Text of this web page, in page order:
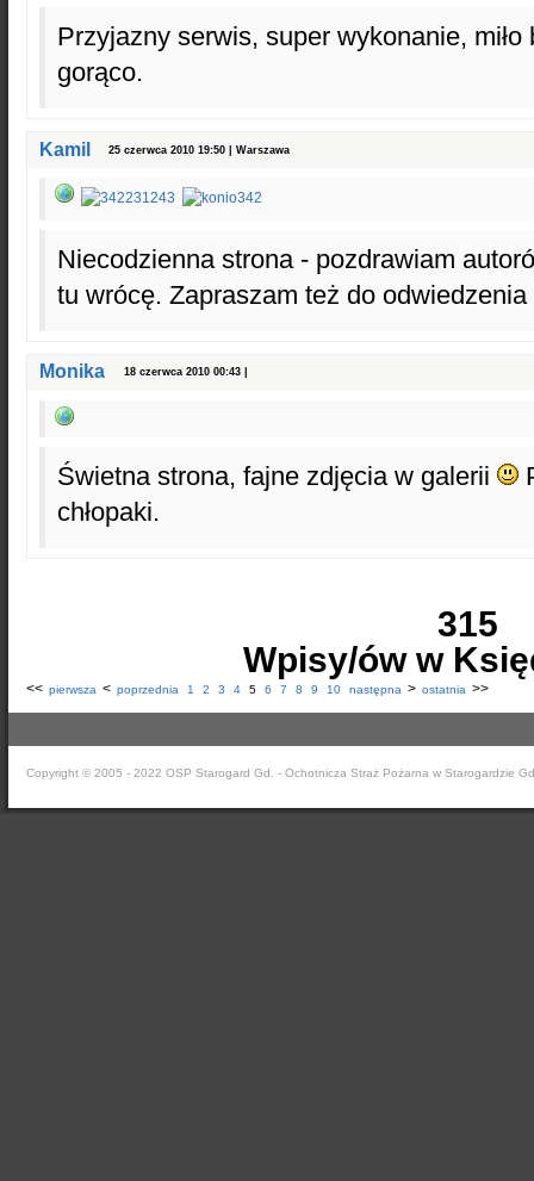
Przyjazny serwis, super wykonanie,
gorąco.
Kamil 25 czerwca 2010 19:50 | Warszawa
Niecodzienna strona - pozdrawiam
tu wrócę. Zapraszam też do
Monika 18 czerwca 2010 00:43 |
Świetna strona, fajne zdjęcia w galerii
chłopaki.
315
Wpisy/ów w
<< pierwsza < poprzednia 1 2 3 4 5 6 7 8 9 10 następna > ostatnia >>
Copyright © 2005 - 2022 OSP Starogard Gd. - Ochotnicza Straż Pożarna w Starogardzie